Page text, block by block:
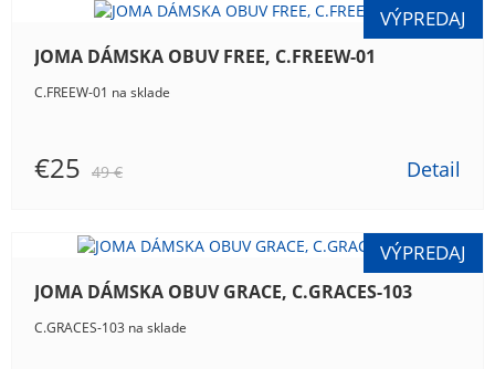
JOMA DÁMSKA OBUV FREE, C.FREEW-01
C.FREEW-01 na sklade
€25 49 € Detail
JOMA DÁMSKA OBUV GRACE, C.GRACES-103
C.GRACES-103 na sklade